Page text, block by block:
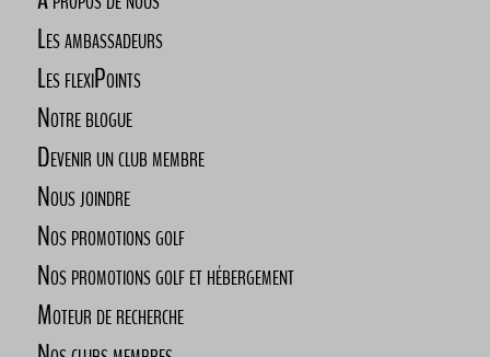
Les ambassadeurs
Les flexiPoints
Notre blogue
Devenir un club membre
Nous joindre
Nos promotions golf
Nos promotions golf et hébergement
Moteur de recherche